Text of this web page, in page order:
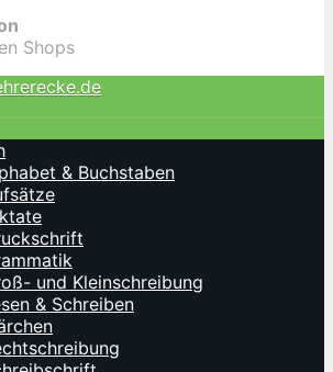
Shops
& Buchstaben
und Kleinschreibung
& Schreiben